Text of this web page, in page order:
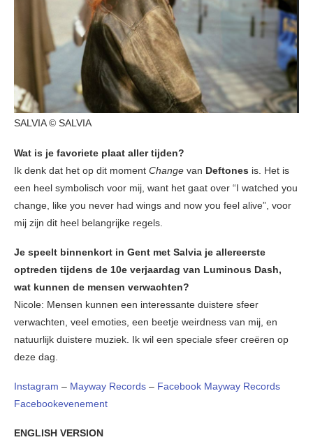
SALVIA © SALVIA
Wat is je favoriete plaat aller tijden?
Ik denk dat het op dit moment Change van Deftones is. Het is
een heel symbolisch voor mij, want het gaat over “I watched you
change, like you never had wings and now you feel alive”, voor
mij zijn dit heel belangrijke regels.
Je speelt binnenkort in Gent met Salvia je allereerste
optreden tijdens de 10e verjaardag van Luminous Dash,
wat kunnen de mensen verwachten?
Nicole: Mensen kunnen een interessante duistere sfeer
verwachten, veel emoties, een beetje weirdness van mij, en
natuurlijk duistere muziek. Ik wil een speciale sfeer creëren op
deze dag.
Instagram – Mayway Records – Facebook Mayway Records
Facebookevenement
ENGLISH VERSION